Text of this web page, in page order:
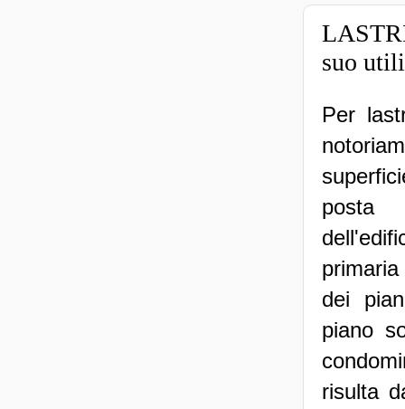
suo
Per
dei
piano
risulta